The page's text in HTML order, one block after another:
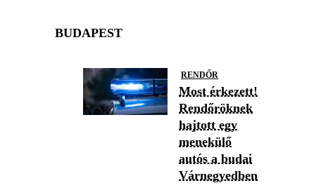
BUDAPEST
RENDŐR
Most érkezett!
Rendőröknek
hajtott egy
menekülő
autós a budai
Várnegyedben